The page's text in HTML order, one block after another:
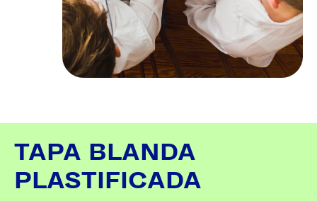
TAPA BLANDA
PLASTIFICADA